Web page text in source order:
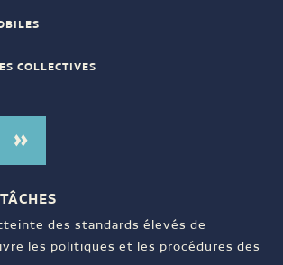
COLLECTIVES
des standards élevés de
les politiques et les procédures des